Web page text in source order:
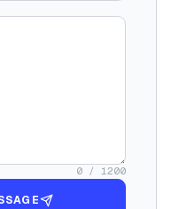
0 / 1200